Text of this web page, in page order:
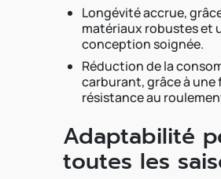
Longévité accrue,
matériaux robustes et
conception soignée.
Réduction de la
carburant, grâce à une
résistance au
Adaptabilité
toutes les